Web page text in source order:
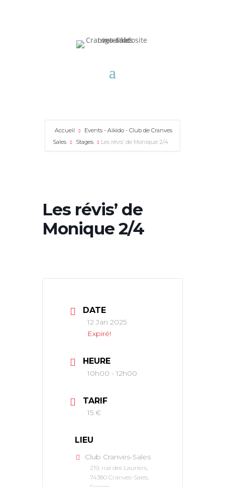
Accueil
Events - Aikido - Club de Cranves
Sales
Stages Les révis’ de Monique 2/4
Les révis’ de
Monique 2/4
DATE
12 Jan 2025
Expiré!
HEURE
10h00 - 12h00
TARIF
15 €
LIEU
Club Cranves-Sales
219, rue des Lauriers,
74380 Cranves-Sales,